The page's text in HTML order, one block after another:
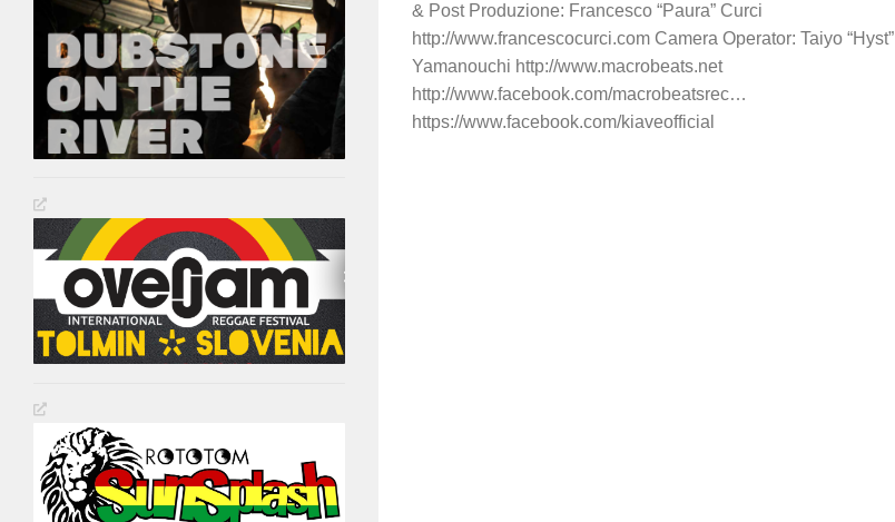
& Post Produzione: Francesco “Paura” Curci
http://www.francescocurci.com Camera Operator: Taiyo “Hyst”
Yamanouchi http://www.macrobeats.net
http://www.facebook.com/macrobeatsrec…
https://www.facebook.com/kiaveofficial